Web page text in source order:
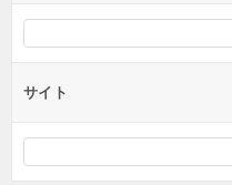
サイト